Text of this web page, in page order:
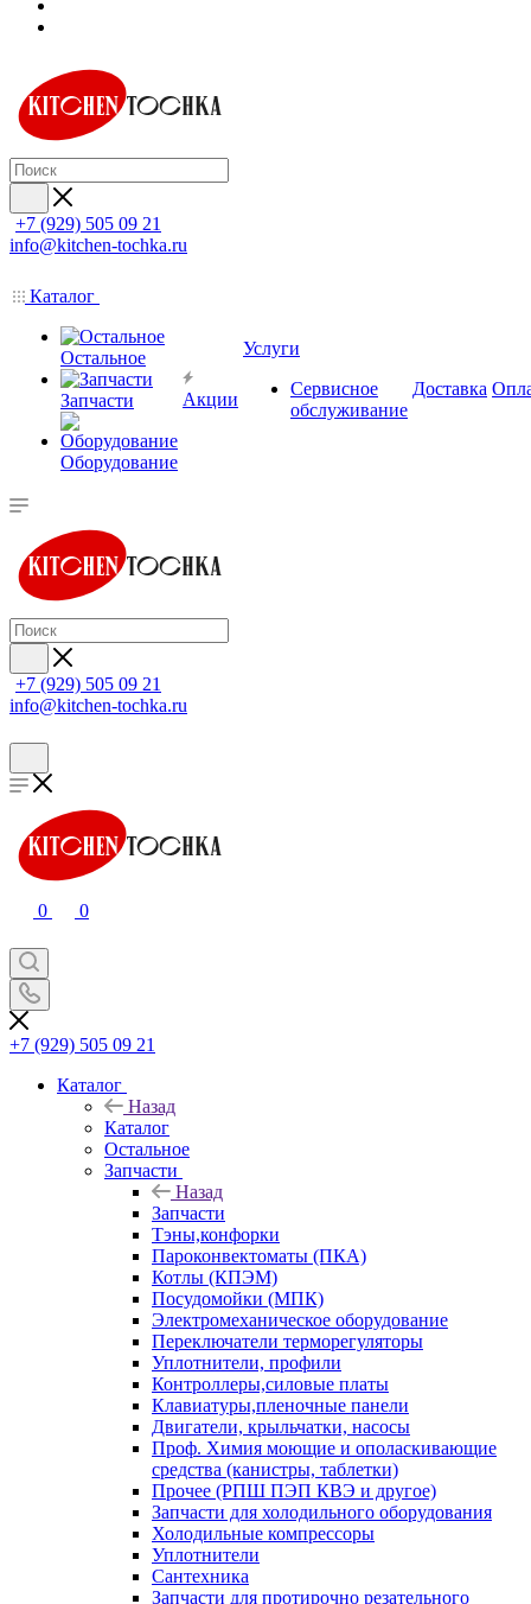
+7 (929) 505 09 21
info@kitchen-tochka.ru
Каталог
Остальное
Запчасти
Оборудование
Акции
Услуги
Сервисное
обслуживание
Доставка
+7 (929) 505 09 21
info@kitchen-tochka.ru
0 0
+7 (929) 505 09 21
Каталог
Назад
Каталог
Остальное
Запчасти
Назад
Запчасти
Тэны,конфорки
Пароконвектоматы (ПКА)
Котлы (КПЭМ)
Посудомойки (МПК)
Электромеханическое оборудование
Переключатели терморегуляторы
Уплотнители, профили
Контроллеры,силовые платы
Клавиатуры,пленочные панели
Двигатели, крыльчатки, насосы
Проф. Химия моющие и ополаскивающие
средства (канистры, таблетки)
Прочее (РПШ ПЭП КВЭ и другое)
Запчасти для холодильного оборудования
Холодильные компрессоры
Уплотнители
Сантехника
Запчасти для протирочно резательного